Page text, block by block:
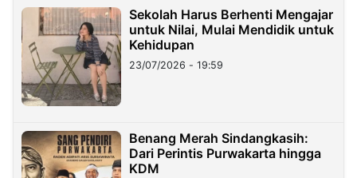
Sekolah Harus Berhenti Mengajar
untuk Nilai, Mulai Mendidik untuk
Kehidupan
23/07/2026 - 19:59
Benang Merah Sindangkasih:
Dari Perintis Purwakarta hingga
KDM